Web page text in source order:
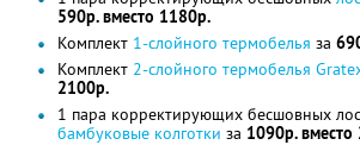
590р. вместо 1180р.
Комплект 1-слойного термобелья за
Комплект 2-слойного термобелья
2100р.
1 пара корректирующих бесшовных
бамбуковые колготки за 1090р. вместо